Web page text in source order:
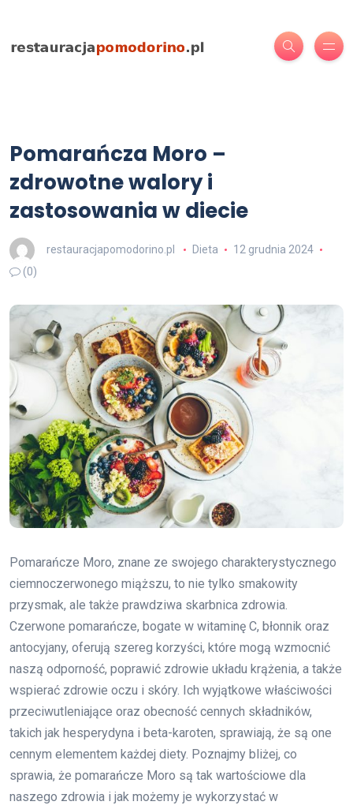
Pomarańcza Moro –
zdrowotne walory i
zastosowania w diecie
restauracjapomodorino.pl Dieta
12 grudnia 2024
(0)
Pomarańcze Moro, znane ze swojego charakterystycznego
ciemnoczerwonego miąższu, to nie tylko smakowity
przysmak, ale także prawdziwa skarbnica zdrowia.
Czerwone pomarańcze, bogate w witaminę C, błonnik oraz
antocyjany, oferują szereg korzyści, które mogą wzmocnić
naszą odporność, poprawić zdrowie układu krążenia, a także
wspierać zdrowie oczu i skóry. Ich wyjątkowe właściwości
przeciwutleniające oraz obecność cennych składników,
takich jak hesperydyna i beta-karoten, sprawiają, że są one
cennym elementem każdej diety. Poznajmy bliżej, co
sprawia, że pomarańcze Moro są tak wartościowe dla
naszego zdrowia i jak możemy je wykorzystać w